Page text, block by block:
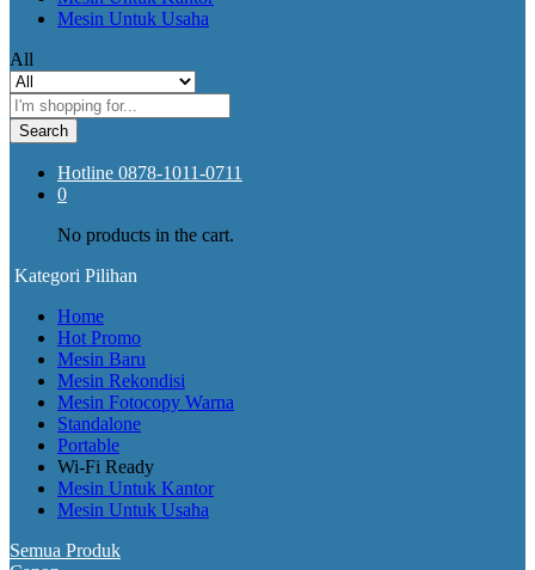
Mesin Untuk Usaha
All
Search
Hotline 0878-1011-0711
0
No products in the cart.
Kategori Pilihan
Home
Hot Promo
Mesin Baru
Mesin Rekondisi
Mesin Fotocopy Warna
Standalone
Portable
Wi-Fi Ready
Mesin Untuk Kantor
Mesin Untuk Usaha
Semua Produk